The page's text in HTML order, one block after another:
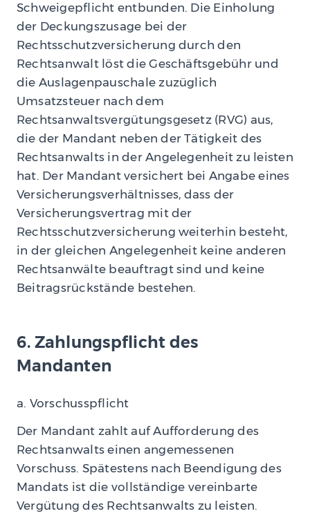
Schweigepflicht entbunden. Die Einholung
der Deckungszusage bei der
Rechtsschutzversicherung durch den
Rechtsanwalt löst die Geschäftsgebühr und
die Auslagenpauschale zuzüglich
Umsatzsteuer nach dem
Rechtsanwaltsvergütungsgesetz (RVG) aus,
die der Mandant neben der Tätigkeit des
Rechtsanwalts in der Angelegenheit zu leisten
hat. Der Mandant versichert bei Angabe eines
Versicherungsverhältnisses, dass der
Versicherungsvertrag mit der
Rechtsschutzversicherung weiterhin besteht,
in der gleichen Angelegenheit keine anderen
Rechtsanwälte beauftragt sind und keine
Beitragsrückstände bestehen.
6. Zahlungspflicht des
Mandanten
a. Vorschusspflicht
Der Mandant zahlt auf Aufforderung des
Rechtsanwalts einen angemessenen
Vorschuss. Spätestens nach Beendigung des
Mandats ist die vollständige vereinbarte
Vergütung des Rechtsanwalts zu leisten.